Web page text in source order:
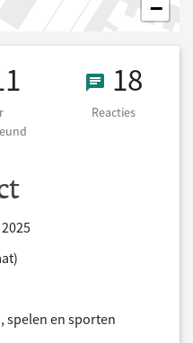
−
Keer1818
Reacties
spelen en sporten